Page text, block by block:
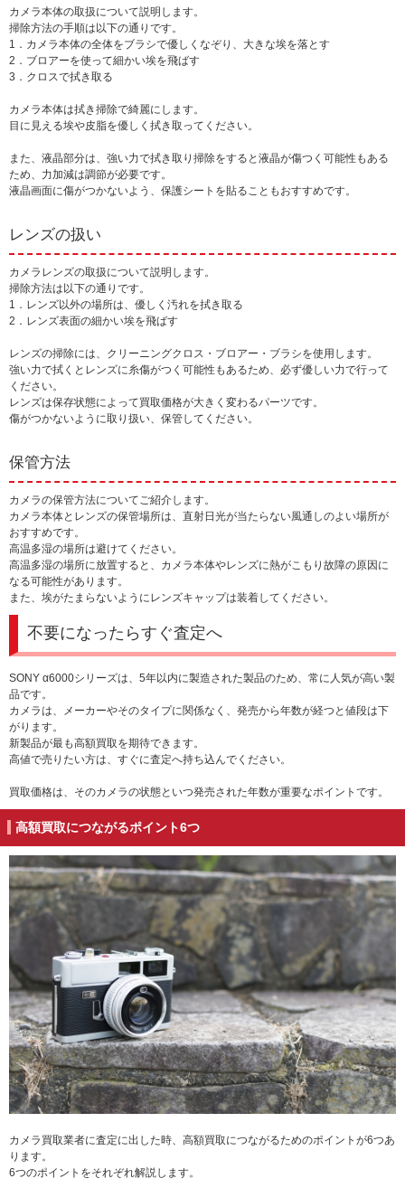
カメラ本体の取扱について説明します。
掃除方法の手順は以下の通りです。
1．カメラ本体の全体をブラシで優しくなぞり、大きな埃を落とす
2．ブロアーを使って細かい埃を飛ばす
3．クロスで拭き取る
カメラ本体は拭き掃除で綺麗にします。
目に見える埃や皮脂を優しく拭き取ってください。
また、液晶部分は、強い力で拭き取り掃除をすると液晶が傷つく可能性もある
ため、力加減は調節が必要です。
液晶画面に傷がつかないよう、保護シートを貼ることもおすすめです。
レンズの扱い
カメラレンズの取扱について説明します。
掃除方法は以下の通りです。
1．レンズ以外の場所は、優しく汚れを拭き取る
2．レンズ表面の細かい埃を飛ばす
レンズの掃除には、クリーニングクロス・ブロアー・ブラシを使用します。
強い力で拭くとレンズに糸傷がつく可能性もあるため、必ず優しい力で行って
ください。
レンズは保存状態によって買取価格が大きく変わるパーツです。
傷がつかないように取り扱い、保管してください。
保管方法
カメラの保管方法についてご紹介します。
カメラ本体とレンズの保管場所は、直射日光が当たらない風通しのよい場所が
おすすめです。
高温多湿の場所は避けてください。
高温多湿の場所に放置すると、カメラ本体やレンズに熱がこもり故障の原因に
なる可能性があります。
また、埃がたまらないようにレンズキャップは装着してください。
不要になったらすぐ査定へ
SONY α6000シリーズは、5年以内に製造された製品のため、常に人気が高い製
品です。
カメラは、メーカーやそのタイプに関係なく、発売から年数が経つと値段は下
がります。
新製品が最も高額買取を期待できます。
高値で売りたい方は、すぐに査定へ持ち込んでください。
買取価格は、そのカメラの状態といつ発売された年数が重要なポイントです。
高額買取につながるポイント6つ
カメラ買取業者に査定に出した時、高額買取につながるためのポイントが6つあ
ります。
6つのポイントをそれぞれ解説します。